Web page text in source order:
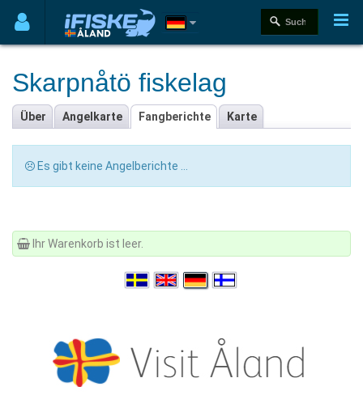
Skarpnåtö fiskelag
Über Angelkarte Fangberichte Karte
Es gibt keine Angelberichte ...
Ihr Warenkorb ist leer.